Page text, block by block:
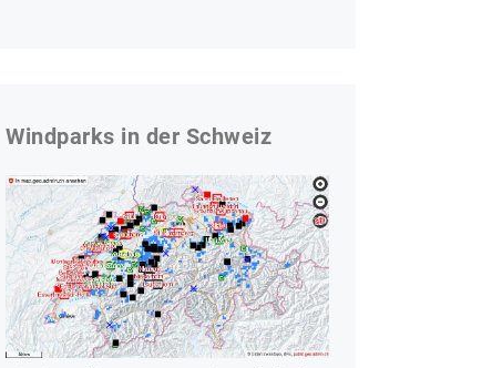
Windparks in der Schweiz